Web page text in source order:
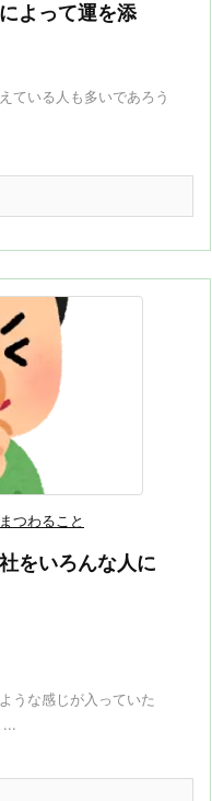
よって運を添
ている人も多いであろう
つわること
をいろんな人に
うな感じが入っていた